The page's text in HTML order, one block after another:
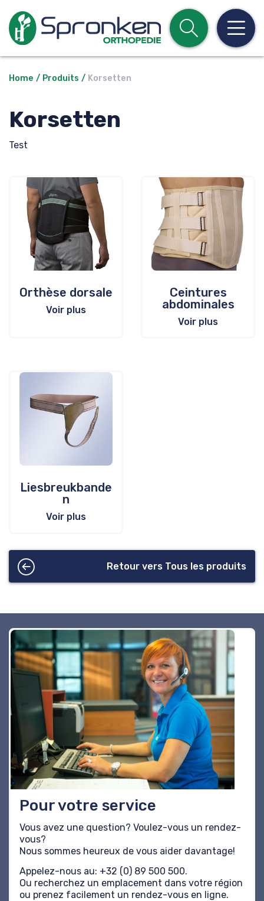
Open
Home Produits Korsetten
Korsetten
Test
Orthèse dorsale
Voir plus
Ceintures
abdominales
Voir plus
Liesbreukbande
n
Voir plus
Retour vers Tous les produits
Pour votre service
Vous avez une question? Voulez-vous un rendez-
vous?
Nous sommes heureux de vous aider davantage!
Appelez-nous au: +32 (0) 89 500 500.
Ou recherchez un emplacement dans votre région
ou prenez facilement un rendez-vous en ligne.